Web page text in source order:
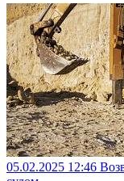
05.02.2025 12:46